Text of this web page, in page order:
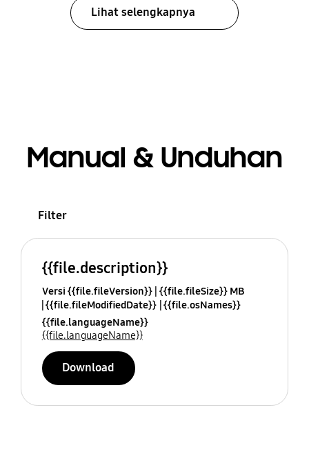
Lihat selengkapnya
Manual & Unduhan
Filter
{{file.description}}
Versi {{file.fileVersion}} {{file.fileSize}} MB
{{file.fileModifiedDate}} {{file.osNames}}
{{file.languageName}}
{{file.languageName}}
Download